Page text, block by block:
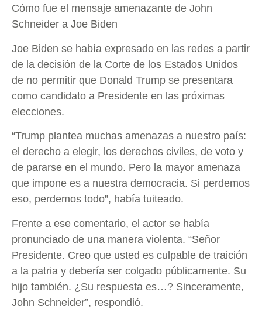
Cómo fue el mensaje amenazante de John
Schneider a Joe Biden
Joe Biden se había expresado en las redes a partir
de la decisión de la Corte de los Estados Unidos
de no permitir que Donald Trump se presentara
como candidato a Presidente en las próximas
elecciones.
“Trump plantea muchas amenazas a nuestro país:
el derecho a elegir, los derechos civiles, de voto y
de pararse en el mundo. Pero la mayor amenaza
que impone es a nuestra democracia. Si perdemos
eso, perdemos todo”, había tuiteado.
Frente a ese comentario, el actor se había
pronunciado de una manera violenta. “Señor
Presidente. Creo que usted es culpable de traición
a la patria y debería ser colgado públicamente. Su
hijo también. ¿Su respuesta es…? Sinceramente,
John Schneider”, respondió.